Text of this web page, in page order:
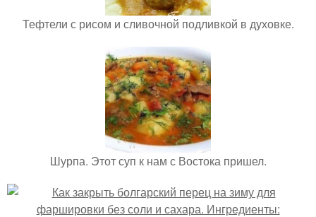
Тефтели с рисом и сливочной подливкой в духовке.
Шурпа. Этот суп к нам с Востока пришел.